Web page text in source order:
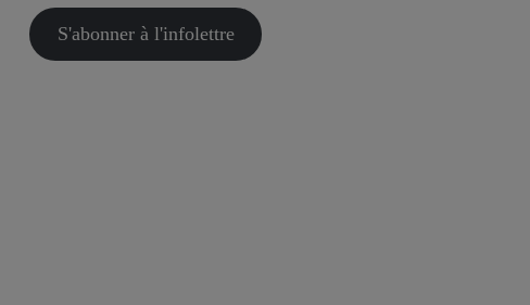
S'abonner à l'infolettre